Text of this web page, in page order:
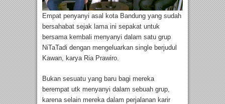
Empat penyanyi asal kota Bandung yang sudah
bersahabat sejak lama ini sepakat untuk
bersama kembali menyanyi dalam satu grup
NiTaTadi dengan mengeluarkan single berjudul
Kawan, karya Ria Prawiro.
Bukan sesuatu yang baru bagi mereka
berempat utk menyanyi dalam sebuah grup,
karena selain mereka dalam perjalanan karir